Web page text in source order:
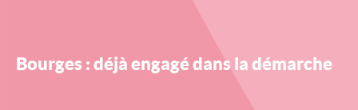
Bourges : déjà engagé dans la démarche